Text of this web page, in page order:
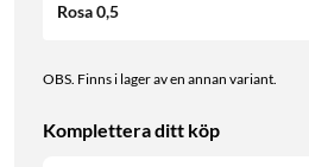
Rosa 0,5
OBS. Finns i lager av en annan variant.
Komplettera ditt köp